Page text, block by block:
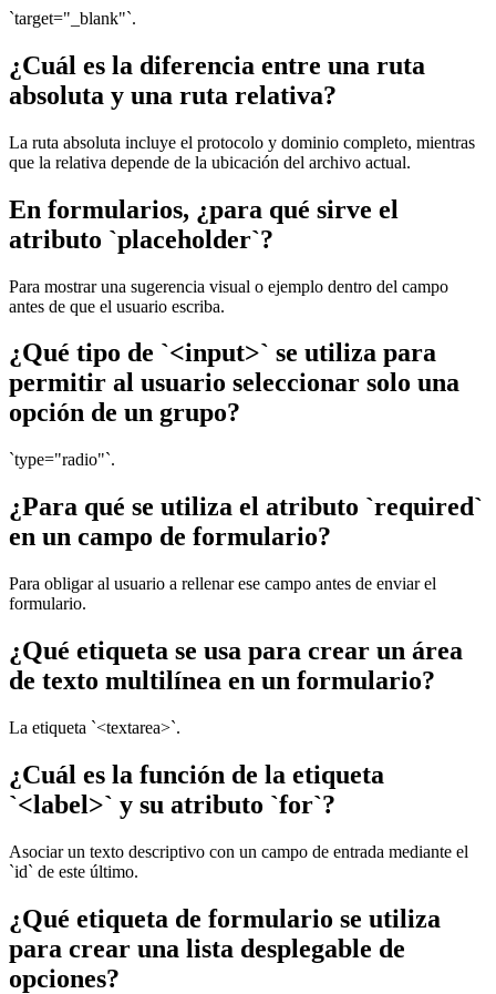
`target="_blank"`.
¿Cuál es la diferencia entre una ruta
absoluta y una ruta relativa?
La ruta absoluta incluye el protocolo y dominio completo, mientras
que la relativa depende de la ubicación del archivo actual.
En formularios, ¿para qué sirve el
atributo `placeholder`?
Para mostrar una sugerencia visual o ejemplo dentro del campo
antes de que el usuario escriba.
¿Qué tipo de `<input>` se utiliza para
permitir al usuario seleccionar solo una
opción de un grupo?
`type="radio"`.
¿Para qué se utiliza el atributo `required`
en un campo de formulario?
Para obligar al usuario a rellenar ese campo antes de enviar el
formulario.
¿Qué etiqueta se usa para crear un área
de texto multilínea en un formulario?
La etiqueta `<textarea>`.
¿Cuál es la función de la etiqueta
`<label>` y su atributo `for`?
Asociar un texto descriptivo con un campo de entrada mediante el
`id` de este último.
¿Qué etiqueta de formulario se utiliza
para crear una lista desplegable de
opciones?